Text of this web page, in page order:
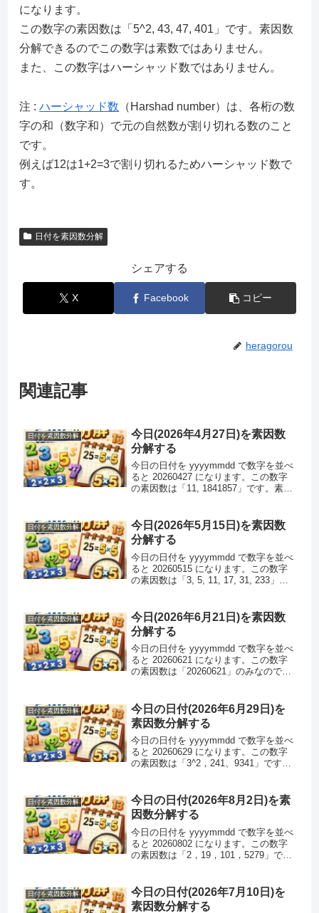
になります。
この数字の素因数は「5^2, 43, 47, 401」です。素因数
分解できるのでこの数字は素数ではありません。
また、この数字はハーシャッド数ではありません。
注 :ハーシャッド数 （Harshad number）は、各桁の数
字の和（数字和）で元の自然数が割り切れる数のこと
です。
例えば12は1+2=3で割り切れるためハーシャッド数で
す。
日付を素因数分解
シェアする
X Facebook コピー
heragorou
関連記事
日付を素因数分解
今日(2026年4月27日)を素因数
分解する
今日の日付を yyyymmdd で数字を並べ
ると 20260427 になります。この数字
の素因数は「11, 1841857」です。素因
ャッド数ではありません。注 : ハー
シ...
日付を素因数分解
今日(2026年5月15日)を素因数
分解する
今日の日付を yyyymmdd で数字を並べ
ると 20260515 になります。この数字
の素因数は「3, 5, 11, 17, 31, 233」で
はハーシャッド数ではありま...
日付を素因数分解
今日(2026年6月21日)を素因数
分解する
今日の日付を yyyymmdd で数字を並べ
ると 20260621 になります。この数字
の素因数は「20260621」のみなのでこ
以上の素数はハーシャッド数になりま
せん)...
日付を素因数分解
今日の日付(2026年6月29日)を
素因数分解する
今日の日付を yyyymmdd で数字を並べ
ると 20260629 になります。この数字
の素因数は「3^2，241、9341」です。
ーシャッド数ではありません。注 : ハ
ー...
日付を素因数分解
今日の日付(2026年8月2日)を素
因数分解する
今日の日付を yyyymmdd で数字を並べ
ると 20260802 になります。この数字
の素因数は「2，19，101，5279」で
はハーシャッド数ではありません。注 :
ハ...
日付を素因数分解
今日の日付(2026年7月10日)を
素因数分解する